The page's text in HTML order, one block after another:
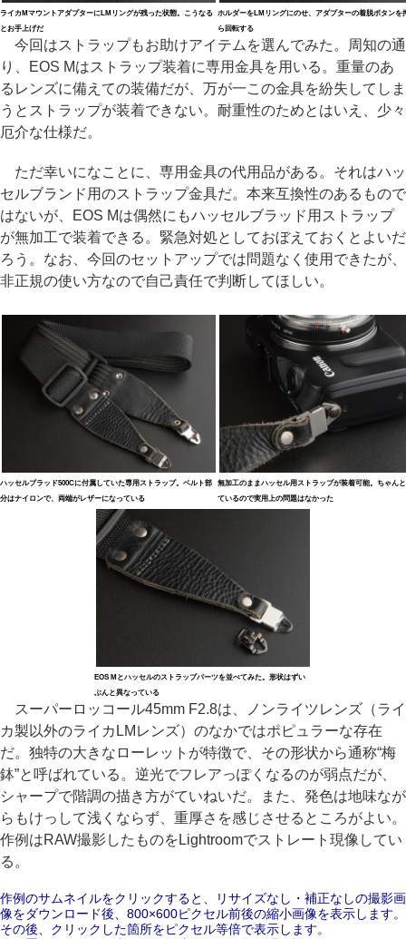
ライカMマウントアダプターにLMリングが残った状態。こうなる
とお手上げだ
ホルダーをLMリングにのせ、アダプターの着脱ボタンを
ら回転する
今回はストラップもお助けアイテムを選んでみた。周知の通
り、EOS Mはストラップ装着に専用金具を用いる。重量のあ
るレンズに備えての装備だが、万が一この金具を紛失してしま
うとストラップが装着できない。耐重性のためとはいえ、少々
厄介な仕様だ。
ただ幸いになことに、専用金具の代用品がある。それはハッ
セルブランド用のストラップ金具だ。本来互換性のあるもので
はないが、EOS Mは偶然にもハッセルブラッド用ストラップ
が無加工で装着できる。緊急対処としておぼえておくとよいだ
ろう。なお、今回のセットアップでは問題なく使用できたが、
非正規の使い方なので自己責任で判断してほしい。
ハッセルブラッド500Cに付属していた専用ストラップ。ベルト部
分はナイロンで、両端がレザーになっている
無加工のままハッセル用ストラップが装着可能。ちゃん
ているので実用上の問題はなかった
EOS Mとハッセルのストラップパーツを並べてみた。形状はずい
ぶんと異なっている
スーパーロッコール45mm F2.8は、ノンライツレンズ（ライ
カ製以外のライカLMレンズ）のなかではポピュラーな存在
だ。独特の大きなローレットが特徴で、その形状から通称“梅
鉢”と呼ばれている。逆光でフレアっぽくなるのが弱点だが、
シャープで階調の描き方がていねいだ。また、発色は地味なが
らもけっして浅くならず、重厚さを感じさせるところがよい。
作例はRAW撮影したものをLightroomでストレート現像してい
る。
作例のサムネイルをクリックすると、リサイズなし・補正なしの撮影画
像をダウンロード後、800×600ピクセル前後の縮小画像を表示します。
その後、クリックした箇所をピクセル等倍で表示します。